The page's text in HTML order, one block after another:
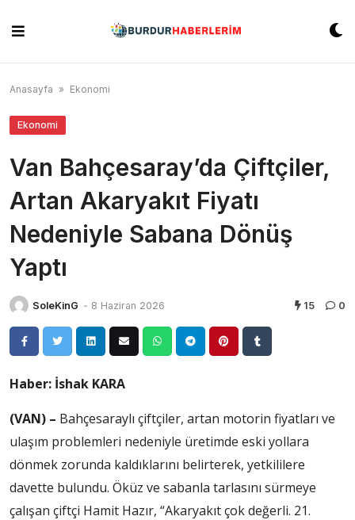
content
Anasayfa » Ekonomi
Ekonomi
Van Bahçesaray’da Çiftçiler,
Artan Akaryakıt Fiyatı
Nedeniyle Sabana Dönüş
Yaptı
SoleKinG - 8 Haziran 2026 15 0
Haber: İshak KARA
(VAN) – Bahçesaraylı çiftçiler, artan motorin fiyatları ve
ulaşım problemleri nedeniyle üretimde eski yollara
dönmek zorunda kaldıklarını belirterek, yetkililere
davette bulundu. Öküz ve sabanla tarlasını sürmeye
çalışan çiftçi Hamit Hazır, “Akaryakıt çok değerli. 21.